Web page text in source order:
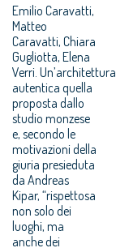
Emilio Caravatti,
Matteo
Caravatti, Chiara
Gugliotta, Elena
Verri. Un’architettura
autentica quella
proposta dallo
studio monzese
e, secondo le
motivazioni della
giuria presieduta
da Andreas
Kipar, “rispettosa
non solo dei
luoghi, ma
anche dei